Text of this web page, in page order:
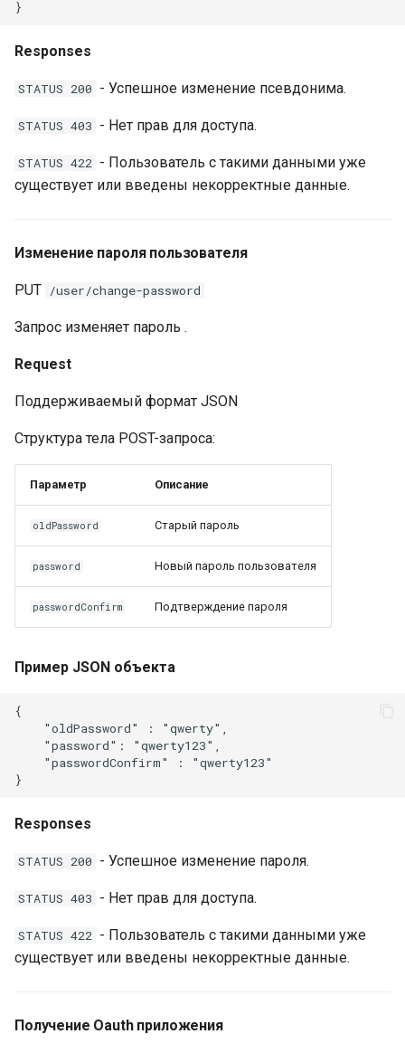
Responses
STATUS 200 - Успешное изменение псевдонима.
STATUS 403 - Нет прав для доступа.
STATUS 422 - Пользователь с такими данными уже
существует или введены некорректные данные.
Изменение пароля пользователя
PUT /user/change-password
Запрос изменяет пароль .
Request
Поддерживаемый формат JSON
Структура тела POST-запроса:
Параметр Описание
oldPassword Старый пароль
password Новый пароль пользователя
passwordConfirm Подтверждение пароля
Пример JSON объекта
{
    "oldPassword" : "qwerty",
    "password": "qwerty123",
    "passwordConfirm" : "qwerty123"
Responses
STATUS 200 - Успешное изменение пароля.
STATUS 403 - Нет прав для доступа.
STATUS 422 - Пользователь с такими данными уже
существует или введены некорректные данные.
Получение Oauth приложения